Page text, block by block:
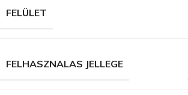
FELÜLET
FELHASZNALAS JELLEGE